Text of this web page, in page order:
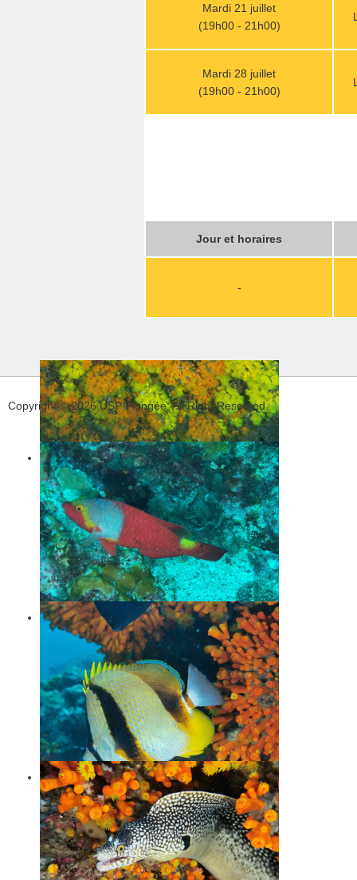
Mardi 21 juillet
(19h00 - 21h00)
Mardi 28 juillet
(19h00 - 21h00)
Jour et horaires
-
Copyright © 2026 USP Plongée. All Right Reserved.